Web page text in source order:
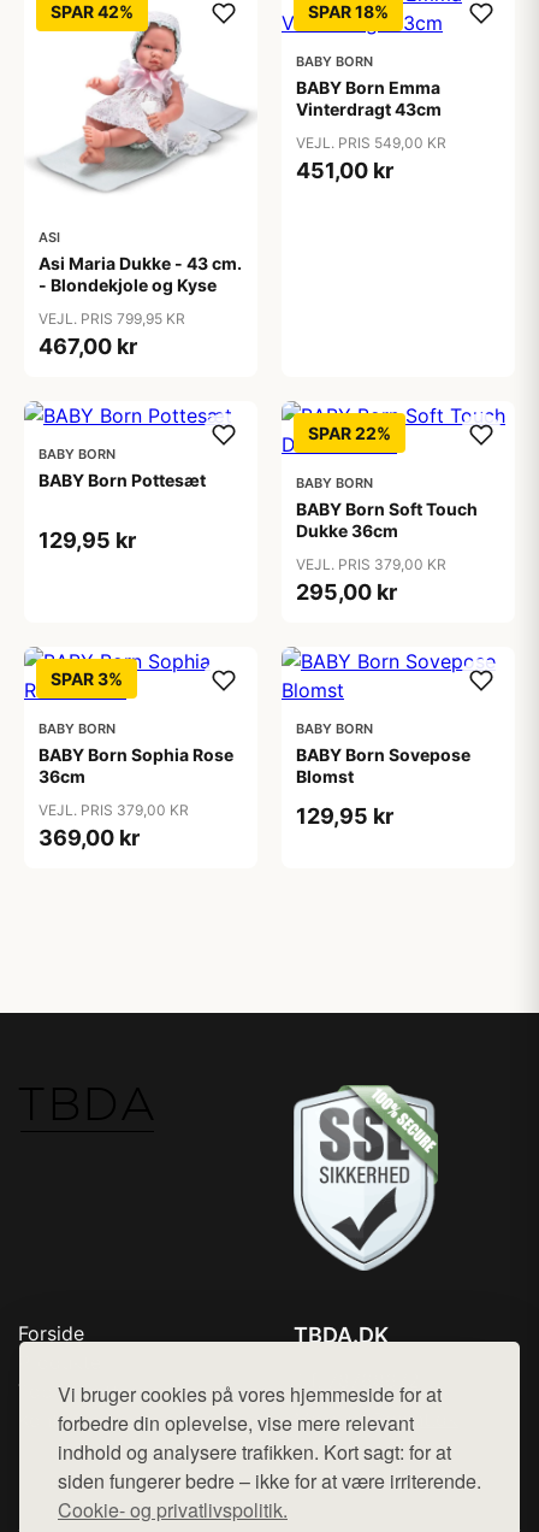
Vi bruger cookies på vores hjemmeside for at
forbedre din oplevelse, vise mere relevant
indhold og analysere trafikken. Kort sagt: for at
siden fungerer bedre – ikke for at være irriterende.
Cookie- og privatlivspolitik.
SPAR 42%
ASI
Asi Maria Dukke - 43 cm.
- Blondekjole og Kyse
VEJL. PRIS 799,95 KR
467,00 kr
SPAR 18%
BABY BORN
BABY Born Emma
Vinterdragt 43cm
VEJL. PRIS 549,00 KR
451,00 kr
BABY BORN
BABY Born Pottesæt
129,95 kr
SPAR 22%
BABY BORN
BABY Born Soft Touch
Dukke 36cm
VEJL. PRIS 379,00 KR
295,00 kr
SPAR 3%
BABY BORN
BABY Born Sophia Rose
36cm
VEJL. PRIS 379,00 KR
369,00 kr
BABY BORN
BABY Born Sovepose
Blomst
129,95 kr
Forside
Top Rabatter
Kontakt
TBDA.DK
Mail: hej@want.dk
Cookie- og privatlivspolitik